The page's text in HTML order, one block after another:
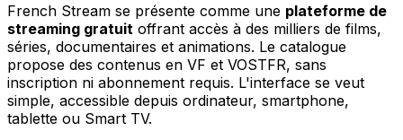
French Stream se présente comme une plateforme de
streaming gratuit offrant accès à des milliers de films,
séries, documentaires et animations. Le catalogue
propose des contenus en VF et VOSTFR, sans
inscription ni abonnement requis. L'interface se veut
simple, accessible depuis ordinateur, smartphone,
tablette ou Smart TV.